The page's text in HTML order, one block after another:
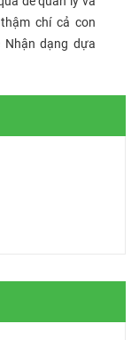
chí cả con
dạng dựa